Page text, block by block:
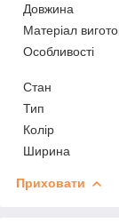
Довжина
Матеріал
Особливості
Стан
Тип
Колір
Ширина
Приховати